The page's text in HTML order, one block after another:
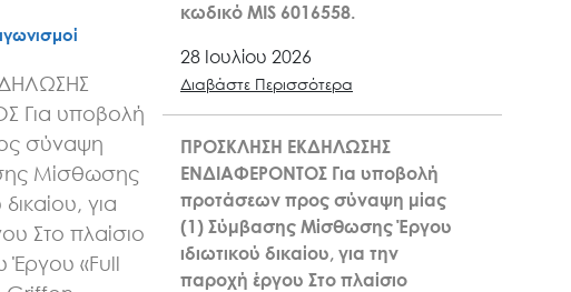
Για υποβολή
σύναψη
Μίσθωσης
για
Στο πλαίσιο
Έργου «Full
κωδικό MIS 6016558.
28 Ιουλίου 2026
Διαβάστε Περισσότερα
ΠΡΟΣΚΛΗΣΗ ΕΚΔΗΛΩΣΗΣ
ΕΝΔΙΑΦΕΡΟΝΤΟΣ Για υποβολή
προτάσεων προς σύναψη μίας
(1) Σύμβασης Μίσθωσης Έργου
ιδιωτικού δικαίου, για την
παροχή έργου Στο πλαίσιο